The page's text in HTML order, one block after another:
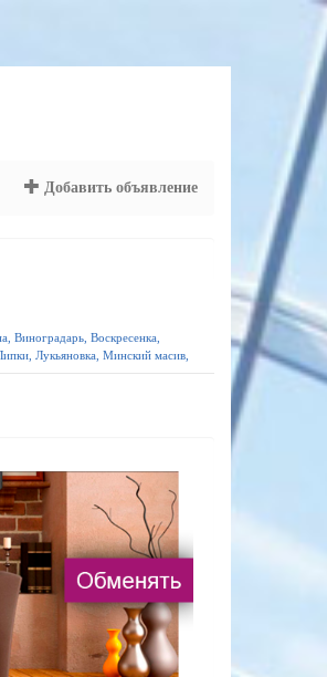
Добавить объявление
Виноградарь, Воскресенка,
Лукьяновка, Минский масив,